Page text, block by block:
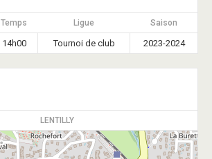
Temps Ligue Saison
14h00 Tournoi de club 2023-2024
LENTILLY